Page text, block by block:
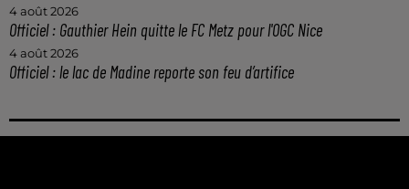
4 août 2026
Officiel : Gauthier Hein quitte le FC Metz pour l'OGC Nice
4 août 2026
Officiel : le lac de Madine reporte son feu d’artifice